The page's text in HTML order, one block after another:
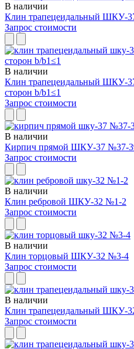
В наличии
Клин трапецеидальный ШКУ-
Запрос стоимости
В наличии
Клин трапецеидальный ШКУ-
сторон b/b1≤1
Запрос стоимости
В наличии
Кирпич прямой ШКУ-37 №37-
Запрос стоимости
В наличии
Клин ребровой ШКУ-32 №1-2
Запрос стоимости
В наличии
Клин торцовый ШКУ-32 №3-4
Запрос стоимости
В наличии
Клин трапецеидальный ШКУ-
Запрос стоимости